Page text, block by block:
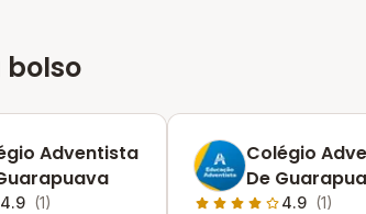
bolso
Adventista
4.9 (1)
Colégio
De
4.9 (1)